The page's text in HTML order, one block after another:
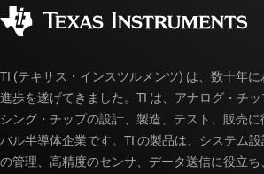
myTI アカウントの FAQ
TI (テキサス・インスツルメンツ) は、数十年
進歩を遂げてきました。TI は、アナログ・チ
シング・チップの設計、製造、テスト、販売
バル半導体企業です。TI の製品は、システム
の管理、高精度のセンサ、データ送信に役立